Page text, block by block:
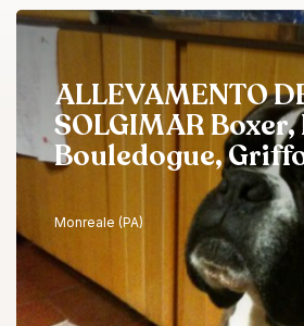
ALLEVAMENTO
SOLGIMAR
Bouledogue,
Monreale (PA)